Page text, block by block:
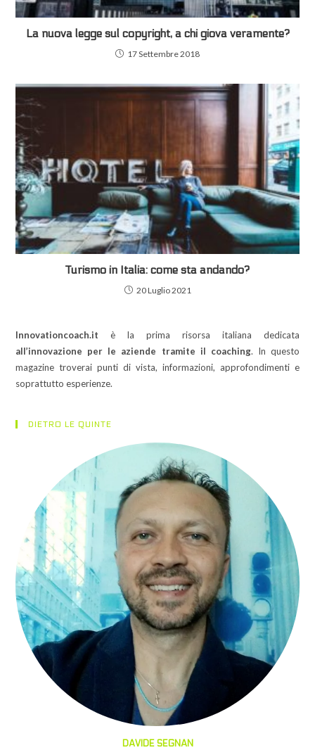
La nuova legge sul copyright, a chi giova veramente?
17 Settembre 2018
Turismo in Italia: come sta andando?
20 Luglio 2021
Innovationcoach.it è la prima risorsa italiana dedicata
all’innovazione per le aziende tramite il coaching. In questo
magazine troverai punti di vista, informazioni, approfondimenti e
soprattutto esperienze.
DIETRO LE QUINTE
DAVIDE SEGNAN